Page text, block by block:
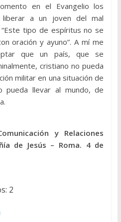
en el Evangelio los
liberar a un joven del mal
tipo de espíritus no se
oración y ayuno”. A mí me
que un país, que se
cristiano no pueda
militar en una situación de
pueda llevar al mundo, de
y Relaciones
de Jesús – Roma. 4 de
2